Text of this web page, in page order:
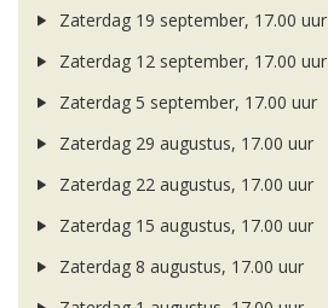
Zaterdag 19 september, 17.00 uur
Zaterdag 12 september, 17.00 uur
Zaterdag 5 september, 17.00 uur
Zaterdag 29 augustus, 17.00 uur
Zaterdag 22 augustus, 17.00 uur
Zaterdag 15 augustus, 17.00 uur
Zaterdag 8 augustus, 17.00 uur